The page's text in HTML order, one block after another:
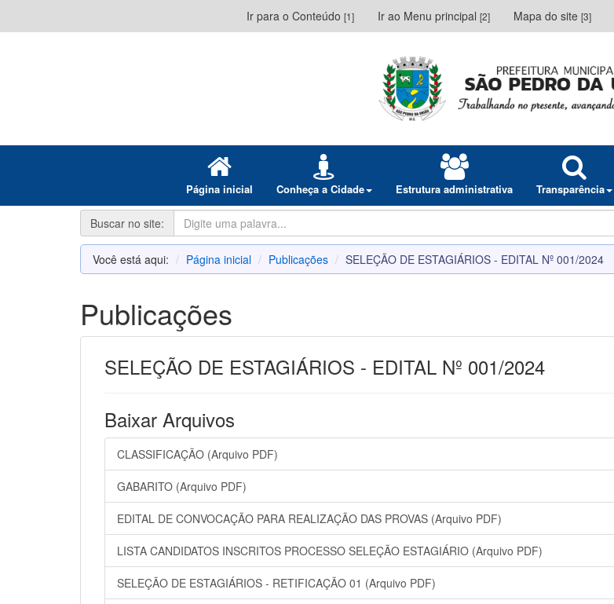
Ir para o Conteúdo [1] Ir ao Menu principal [2] Mapa do site [3]
Página inicial Conheça a Cidade Estrutura administrativa Transparência
Buscar no site:
Você está aqui: Página inicial Publicações SELEÇÃO DE ESTAGIÁRIOS - EDITAL Nº 001/2024
Publicações
SELEÇÃO DE ESTAGIÁRIOS - EDITAL Nº 001/2024
Baixar Arquivos
CLASSIFICAÇÃO (Arquivo PDF)
GABARITO (Arquivo PDF)
EDITAL DE CONVOCAÇÃO PARA REALIZAÇÃO DAS PROVAS (Arquivo PDF)
LISTA CANDIDATOS INSCRITOS PROCESSO SELEÇÃO ESTAGIÁRIO (Arquivo PDF)
SELEÇÃO DE ESTAGIÁRIOS - RETIFICAÇÃO 01 (Arquivo PDF)